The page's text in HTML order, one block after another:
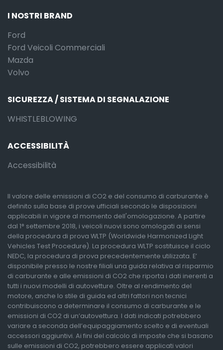
I NOSTRI BRAND
Ford
Ford Veicoli Commerciali
Mazda
Volvo
SICUREZZA / SISTEMA DI SEGNALAZIONE
WHISTLEBLOWING
ACCESSIBILITÀ
Accessibilità
Il valore delle emissioni di CO2 e del consumo di carburante è
definito sulla base di prove ufficiali secondo le disposizioni
applicabili in vigore al momento dell'omologazione. A partire
dal 1° settembre 2018, i veicoli nuovi sono omologati ai sensi
della procedura di prova WLTP (Worldwide Harmonized Light
Vehicles Test Procedure). La procedura WLTP sostituisce il ciclo
NEDC, la procedura di prova precedentemente utilizzata. E’
disponibile presso le nostre filiali una guida relativa al risparmio
di carburante e alle emissioni di CO2 che riporta i dati inerenti a
tutti i nuovi modelli di autovetture. Oltre al rendimento del
motore, anche lo stile di guida ed altri fattori non tecnici
contribuiscono a determinare il consumo di carburante e le
emissioni di CO2 di un’autovettura. I dati indicati potrebbero
variare a seconda dell’equipaggiamento scelto e di eventuali
accessori aggiuntivi. Ai fini del calcolo di imposte che si basano
sulle emissioni di CO2, potrebbero essere applicati valori